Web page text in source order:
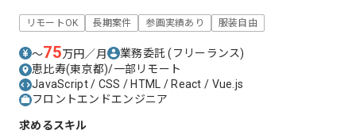
リモートOK 長期案件 参画実績あり 服装自由
〜75万円／月 業務委託(フリーランス)
恵比寿(東京都)/一部リモート
JavaScript / CSS / HTML / React / Vue.js
フロントエンドエンジニア
求めるスキル